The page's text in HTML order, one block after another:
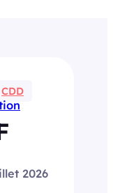
CDD
2026